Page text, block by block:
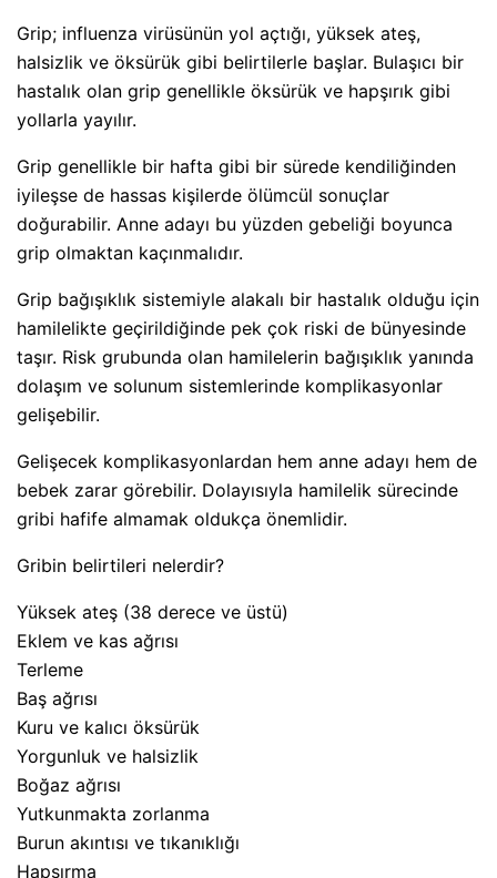
Grip; influenza virüsünün yol açtığı, yüksek ateş,
halsizlik ve öksürük gibi belirtilerle başlar. Bulaşıcı bir
hastalık olan grip genellikle öksürük ve hapşırık gibi
yollarla yayılır.
Grip genellikle bir hafta gibi bir sürede kendiliğinden
iyileşse de hassas kişilerde ölümcül sonuçlar
doğurabilir. Anne adayı bu yüzden gebeliği boyunca
grip olmaktan kaçınmalıdır.
Grip bağışıklık sistemiyle alakalı bir hastalık olduğu için
hamilelikte geçirildiğinde pek çok riski de bünyesinde
taşır. Risk grubunda olan hamilelerin bağışıklık yanında
dolaşım ve solunum sistemlerinde komplikasyonlar
gelişebilir.
Gelişecek komplikasyonlardan hem anne adayı hem de
bebek zarar görebilir. Dolayısıyla hamilelik sürecinde
gribi hafife almamak oldukça önemlidir.
Gribin belirtileri nelerdir?
Yüksek ateş (38 derece ve üstü)
Eklem ve kas ağrısı
Terleme
Baş ağrısı
Kuru ve kalıcı öksürük
Yorgunluk ve halsizlik
Boğaz ağrısı
Yutkunmakta zorlanma
Burun akıntısı ve tıkanıklığı
Hapşırma